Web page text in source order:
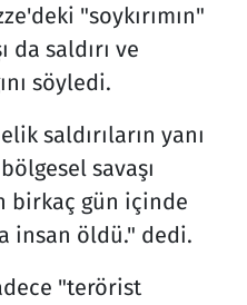
"soykırımın"
da saldırı ve
söyledi.
saldırıların yanı
savaşı
birkaç gün içinde
insan öldü." dedi.
"terörist